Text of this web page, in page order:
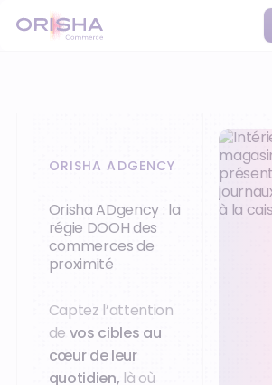
ORISHA ADGENCY
Orisha ADgency : la
régie DOOH des
commerces de
proximité
Captez l’attention
de vos cibles au
cœur de leur
quotidien, là où